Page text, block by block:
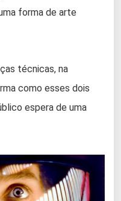
forma de arte
técnicas, na
como esses dois
espera de uma